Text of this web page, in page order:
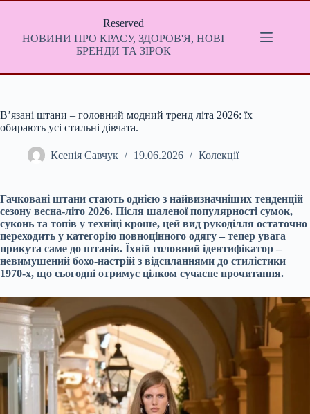
Перейти
Reserved
НОВИНИ ПРО КРАСУ, ЗДОРОВ'Я, НОВІ
БРЕНДИ ТА ЗІРОК
В’язані штани – головний модний тренд літа 2026: їх
обирають усі стильні дівчата.
Ксенія Савчук 19.06.2026 Колекції
Гачковані штани стають однією з найвизначніших тенденцій
сезону весна-літо 2026. Після шаленої популярності сумок,
суконь та топів у техніці кроше, цей вид рукоділля остаточно
переходить у категорію повноцінного одягу – тепер увага
прикута саме до штанів. Їхній головний ідентифікатор –
невимушений бохо-настрій з відсиланнями до стилістики
1970-х, що сьогодні отримує цілком сучасне прочитання.